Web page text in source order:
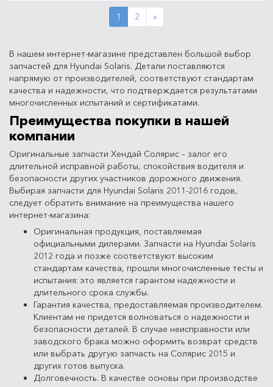
1 2 »Next
В нашем интернет-магазине представлен большой выбор
запчастей для Hyundai Solaris. Детали поставляются
напрямую от производителей, соответствуют стандартам
качества и надежности, что подтверждается результатами
многочисленных испытаний и сертификатами.
Преимущества покупки в нашей
компании
Оригинальные запчасти Хендай Солярис – залог его
длительной исправной работы, спокойствия водителя и
безопасности других участников дорожного движения.
Выбирая запчасти для Hyundai Solaris 2011-2016 годов,
следует обратить внимание на преимущества нашего
интернет-магазина:
Оригинальная продукция, поставляемая
официальными дилерами. Запчасти на Hyundai Solaris
2012 года и позже соответствуют высоким
стандартам качества, прошли многочисленные тесты и
испытания: это является гарантом надежности и
длительного срока службы.
Гарантия качества, предоставляемая производителем.
Клиентам не придется волноваться о надежности и
безопасности деталей. В случае неисправности или
заводского брака можно оформить возврат средств
или выбрать другую запчасть на Солярис 2015 и
других готов выпуска.
Долговечность. В качестве основы при производстве